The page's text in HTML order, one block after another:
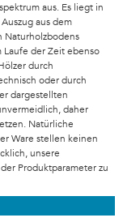
aus. Es liegt in
aus dem
Naturholzbodens
der Zeit ebenso
durch
oder durch
dargestellten
daher
Natürliche
Ware stellen keinen
unsere
Produktparameter zu